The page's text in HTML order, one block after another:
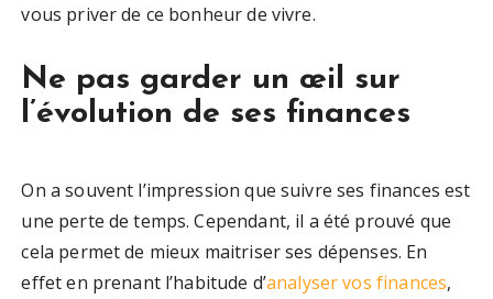
vous priver de ce bonheur de vivre.
Ne pas garder un œil sur
l’évolution de ses finances
On a souvent l’impression que suivre ses finances est
une perte de temps. Cependant, il a été prouvé que
cela permet de mieux maitriser ses dépenses. En
effet en prenant l’habitude d’analyser vos finances,